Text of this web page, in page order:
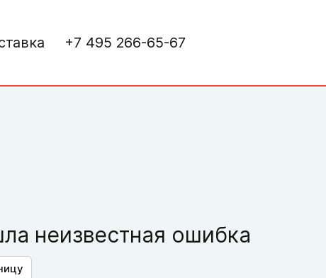
+7 495 266-65-67
неизвестная ошибка